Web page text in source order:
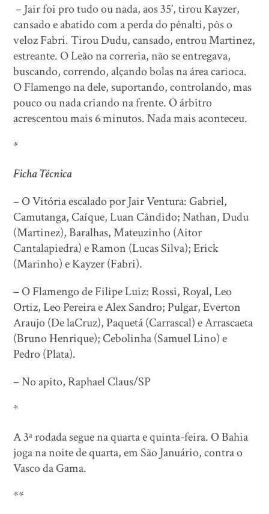
– Jair foi pro tudo ou nada, aos 35’, tirou Kayzer,
cansado e abatido com a perda do pênalti, pôs o
veloz Fabri. Tirou Dudu, cansado, entrou Martinez,
estreante. O Leão na correria, não se entregava,
buscando, correndo, alçando bolas na área carioca.
O Flamengo na dele, suportando, controlando, mas
pouco ou nada criando na frente. O árbitro
acrescentou mais 6 minutos. Nada mais aconteceu.
*
Ficha Técnica
– O Vitória escalado por Jair Ventura: Gabriel,
Camutanga, Caíque, Luan Cândido; Nathan, Dudu
(Martinez), Baralhas, Mateuzinho (Aitor
Cantalapiedra) e Ramon (Lucas Silva); Erick
(Marinho) e Kayzer (Fabri).
– O Flamengo de Filipe Luiz: Rossi, Royal, Leo
Ortiz, Leo Pereira e Alex Sandro; Pulgar, Everton
Araujo (De laCruz), Paquetá (Carrascal) e Arrascaeta
(Bruno Henrique); Cebolinha (Samuel Lino) e
Pedro (Plata).
– No apito, Raphael Claus/SP
*
A 3ª rodada segue na quarta e quinta-feira. O Bahia
joga na noite de quarta, em São Januário, contra o
Vasco da Gama.
**